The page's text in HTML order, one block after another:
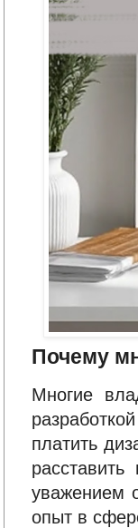
Почему
Многие
платить
уважением
опыт в